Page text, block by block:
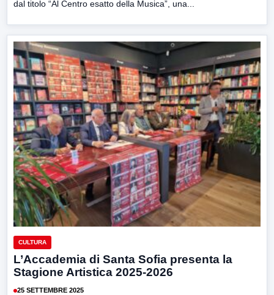
dal titolo “Al Centro esatto della Musica”, una...
CULTURA
L’Accademia di Santa Sofia presenta la
Stagione Artistica 2025-2026
25 SETTEMBRE 2025